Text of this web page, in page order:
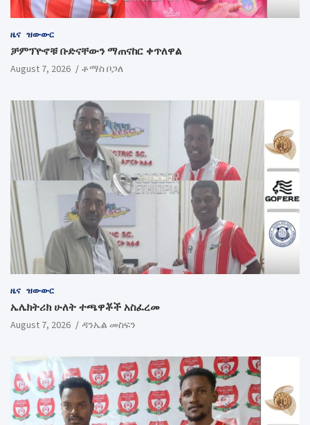
ዜና ዝውውር
ቻምፕዮኖቹ ቡድናቸውን ማጠናከር ቀጥለዋል
August 7, 2026 ቶማስ ቦጋለ
ዜና ዝውውር
ኤሌክትሪክ ሁለት ተጫዋቾች አስፈረመ
August 7, 2026 ዳንኤል መስፍን